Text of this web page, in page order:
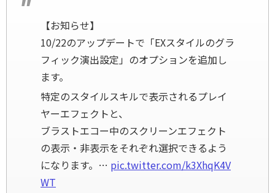
【お知らせ】
10/22のアップデートで「EXスタイルのグラ
フィック演出設定」のオプションを追加し
ます。
特定のスタイルスキルで表示されるプレイ
ヤーエフェクトと、
ブラストエコー中のスクリーンエフェクト
の表示・非表示をそれぞれ選択できるよう
になります。… pic.twitter.com/k3XhqK4V
WT